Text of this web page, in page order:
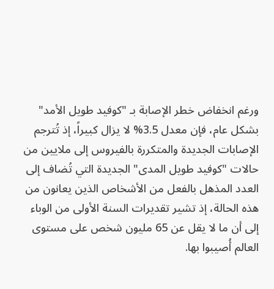
ورغم انخفاض خطر الإصابة بـ "كوفيد طويل الأمد"
بشكل عام، فإن معدل 3.5% لا يزال كبيراً، إذ تُترجم
الإصابات الجديدة والمتكررة بالفيروس إلى ملايين من
حالات "كوفيد طويل المدى" الجديدة التي تُضاف إلى
العدد المذهل بالفعل من الأشخاص الذين يعانون من
هذه الحالة، إذ تشير تقديرات السنة الأولى من الوباء
إلى أن ما لا يقل عن 65 مليون شخص على مستوى
العالم أُصيبوا بها.